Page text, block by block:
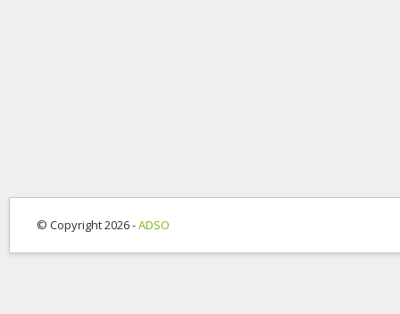
© Copyright 2026 -ADSO